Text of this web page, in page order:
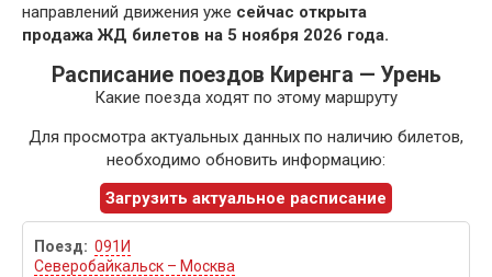
направлений движения уже сейчас открыта
продажа ЖД билетов на 5 ноября 2026 года.
Расписание поездов Киренга — Урень
Какие поезда ходят по этому маршруту
Для просмотра актуальных данных по наличию билетов,
необходимо обновить информацию:
Загрузить актуальное расписание
091И
Северобайкальск – Москва